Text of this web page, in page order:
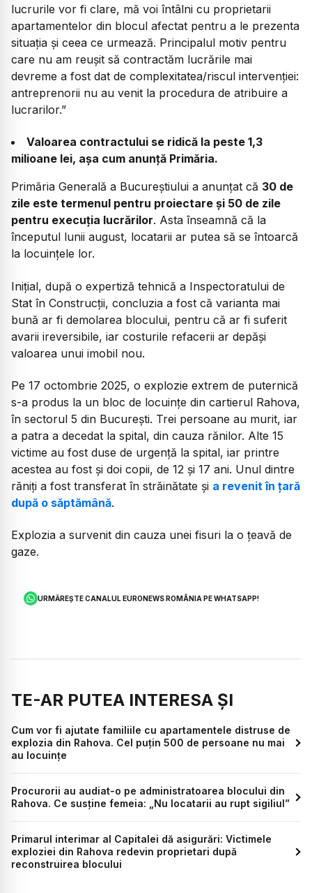
lucrurile vor fi clare, mă voi întâlni cu proprietarii
apartamentelor din blocul afectat pentru a le prezenta
situația și ceea ce urmează. Principalul motiv pentru
care nu am reușit să contractăm lucrările mai
devreme a fost dat de complexitatea/riscul intervenției:
antreprenorii nu au venit la procedura de atribuire a
lucrarilor.”
Valoarea contractului se ridică la peste 1,3
milioane lei, așa cum anunță Primăria.
Primăria Generală a Bucureștiului a anunțat că 30 de
zile este termenul pentru proiectare și 50 de zile
pentru execuția lucrărilor. Asta înseamnă că la
începutul lunii august, locatarii ar putea să se întoarcă
la locuințele lor.
Inițial, după o expertiză tehnică a Inspectoratului de
Stat în Construcții, concluzia a fost că varianta mai
bună ar fi demolarea blocului, pentru că ar fi suferit
avarii ireversibile, iar costurile refacerii ar depăși
valoarea unui imobil nou.
Pe 17 octombrie 2025, o explozie extrem de puternică
s-a produs la un bloc de locuinţe din cartierul Rahova,
în sectorul 5 din București. Trei persoane au murit, iar
a patra a decedat la spital, din cauza rănilor. Alte 15
victime au fost duse de urgență la spital, iar printre
acestea au fost și doi copii, de 12 şi 17 ani. Unul dintre
răniți a fost transferat în străinătate și a revenit în țară
după o săptămână.
Explozia a survenit din cauza unei fisuri la o țeavă de
gaze.
URMĂREȘTE CANALUL EURONEWS ROMÂNIA PE WHATSAPP!
TE-AR PUTEA INTERESA ȘI
Cum vor fi ajutate familiile cu apartamentele distruse de
explozia din Rahova. Cel puțin 500 de persoane nu mai
au locuințe
Procurorii au audiat-o pe administratoarea blocului din
Rahova. Ce susține femeia: „Nu locatarii au rupt sigiliul”
Primarul interimar al Capitalei dă asigurări: Victimele
exploziei din Rahova redevin proprietari după
reconstruirea blocului